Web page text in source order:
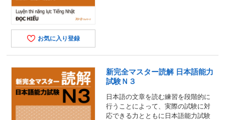
お気に入り登録
新完全マスター読解 日本語能力
試験Ｎ３
日本語の文章を読む練習を段階的に
行うことによって、実際の試験に対
応できる力とともに日本語能力試験